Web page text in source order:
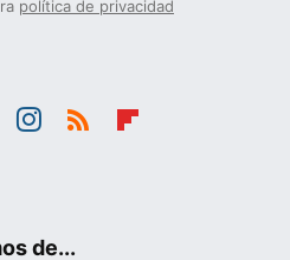
política de privacidad
de...